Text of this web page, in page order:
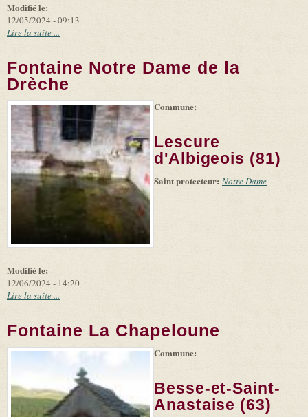
Modifié le:
12/05/2024 - 09:13
Lire la suite ...
Fontaine Notre Dame de la
Drèche
-
Leaflet (link is
|
Tiles
(link is
external)
©
Microsoft
and
suppliers
Modifié le:
12/06/2024 - 14:20
Commune:
Lescure
d'Albigeois (81)
Saint protecteur: Notre Dame
Lire la suite ...
Fontaine La Chapeloune
-
Leaflet (link is
|
external)
Microsoft
suppliers
Commune:
Besse-et-Saint-
Anastaise (63)